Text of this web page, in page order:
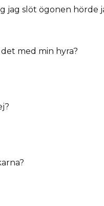
jag slöt ögonen hörde
med min hyra?